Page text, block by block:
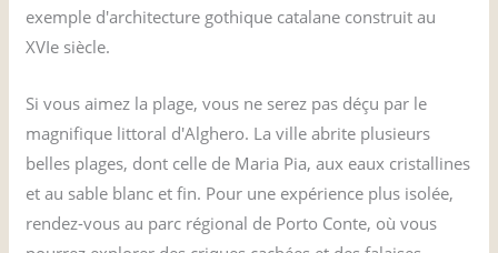
exemple d'architecture gothique catalane construit au
XVIe siècle.
Si vous aimez la plage, vous ne serez pas déçu par le
magnifique littoral d'Alghero. La ville abrite plusieurs
belles plages, dont celle de Maria Pia, aux eaux cristallines
et au sable blanc et fin. Pour une expérience plus isolée,
rendez-vous au parc régional de Porto Conte, où vous